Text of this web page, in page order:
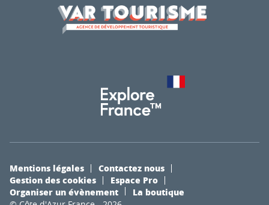
Mentions légales
Contactez nous
Gestion des cookies
Espace Pro
Organiser un évènement
La boutique